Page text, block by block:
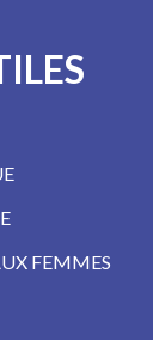
FEMMES